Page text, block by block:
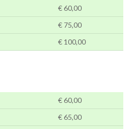
€ 60,00
€ 75,00
€ 100,00
€ 60,00
€ 65,00